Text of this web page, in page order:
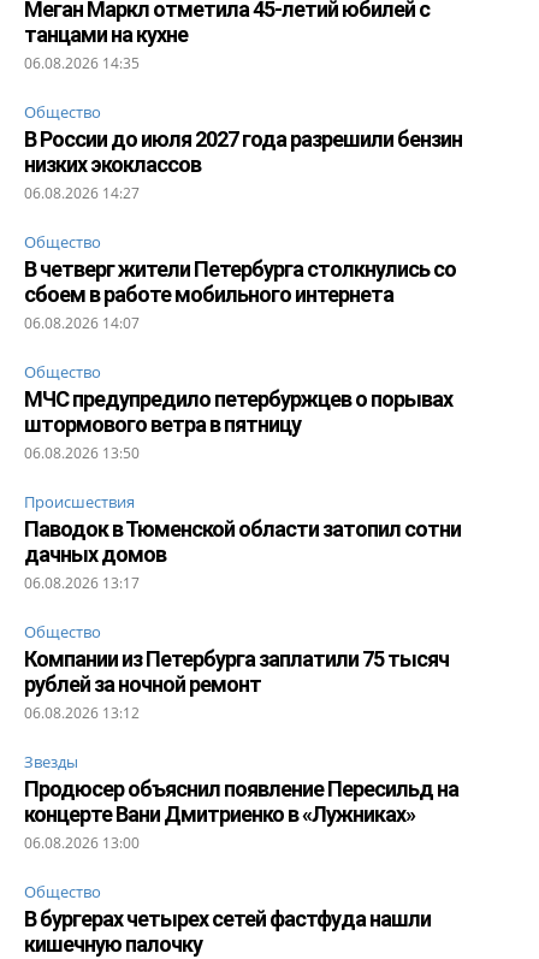
Меган Маркл отметила 45-летий юбилей с
танцами на кухне
06.08.2026 14:35
Общество
В России до июля 2027 года разрешили бензин
низких экоклассов
06.08.2026 14:27
Общество
В четверг жители Петербурга столкнулись со
сбоем в работе мобильного интернета
06.08.2026 14:07
Общество
МЧС предупредило петербуржцев о порывах
штормового ветра в пятницу
06.08.2026 13:50
Происшествия
Паводок в Тюменской области затопил сотни
дачных домов
06.08.2026 13:17
Общество
Компании из Петербурга заплатили 75 тысяч
рублей за ночной ремонт
06.08.2026 13:12
Звезды
Продюсер объяснил появление Пересильд на
концерте Вани Дмитриенко в «Лужниках»
06.08.2026 13:00
Общество
В бургерах четырех сетей фастфуда нашли
кишечную палочку